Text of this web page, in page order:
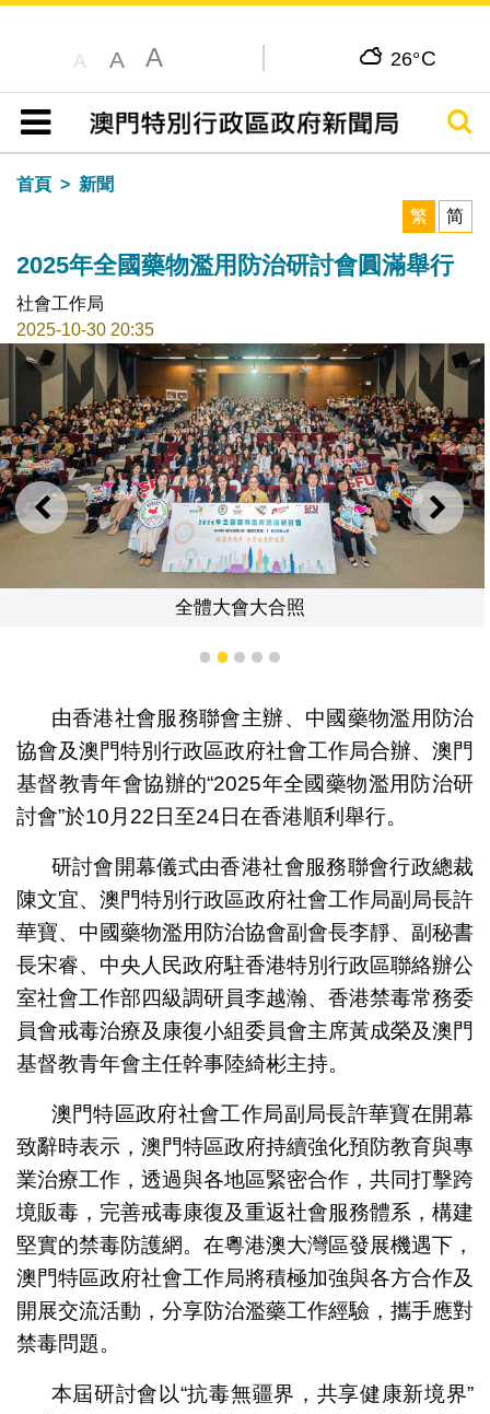
A A A 26°C
目錄
搜尋
首頁
新聞
繁
简
2025年全國藥物濫用防治研討會圓滿舉行
社會工作局
2025-10-30 20:35
上一則 下一
全體大會大合照
1 2 3 4 5
由香港社會服務聯會主辦、中國藥物濫用防治
協會及澳門特別行政區政府社會工作局合辦、澳門
基督教青年會協辦的“2025年全國藥物濫用防治研
討會”於10月22日至24日在香港順利舉行。
研討會開幕儀式由香港社會服務聯會行政總裁
陳文宜、澳門特別行政區政府社會工作局副局長許
華寶、中國藥物濫用防治協會副會長李靜、副秘書
長宋睿、中央人民政府駐香港特別行政區聯絡辦公
室社會工作部四級調研員李越瀚、香港禁毒常務委
員會戒毒治療及康復小組委員會主席黃成榮及澳門
基督教青年會主任幹事陸綺彬主持。
澳門特區政府社會工作局副局長許華寶在開幕
致辭時表示，澳門特區政府持續強化預防教育與專
業治療工作，透過與各地區緊密合作，共同打擊跨
境販毒，完善戒毒康復及重返社會服務體系，構建
堅實的禁毒防護網。在粵港澳大灣區發展機遇下，
澳門特區政府社會工作局將積極加強與各方合作及
開展交流活動，分享防治濫藥工作經驗，攜手應對
禁毒問題。
本屆研討會以“抗毒無疆界，共享健康新境界”